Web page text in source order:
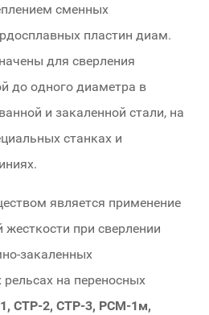
сменных
пластин диам.
для сверления
до одного диаметра в
и закаленной стали, на
станках и
является применение
при сверлении
закаленных
на переносных
СТР-2, СТР-3, РСМ-1м,